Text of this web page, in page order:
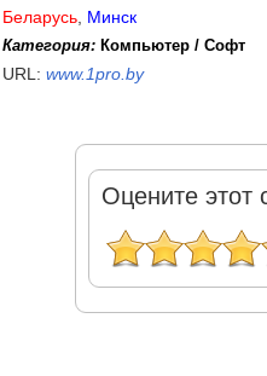
Беларусь Минск
Категория: Компьютер / Софт
URL: www.1pro.by
Оцените этот